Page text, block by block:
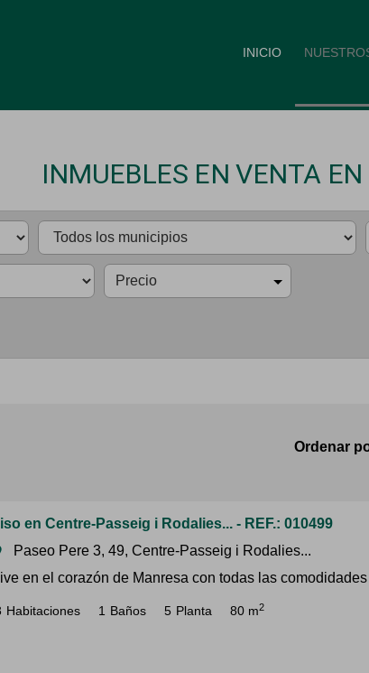
INICIO
INMUEBLES EN VENTA EN
Precio
Ordenar
en Centre-Passeig i Rodalies... - REF.: 010499
Paseo Pere 3, 49, Centre-Passeig i Rodalies...
en el corazón de Manresa con todas las
Habitaciones 1 Baños 5 Planta 80 m2